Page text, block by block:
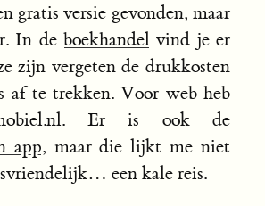
gratisversie gevonden, maar
In de boekhandelvind je er
zijn vergeten de drukkosten
af te trekken. Voor web heb
Er is ook de
app, maar die lijkt me niet
een kale reis.